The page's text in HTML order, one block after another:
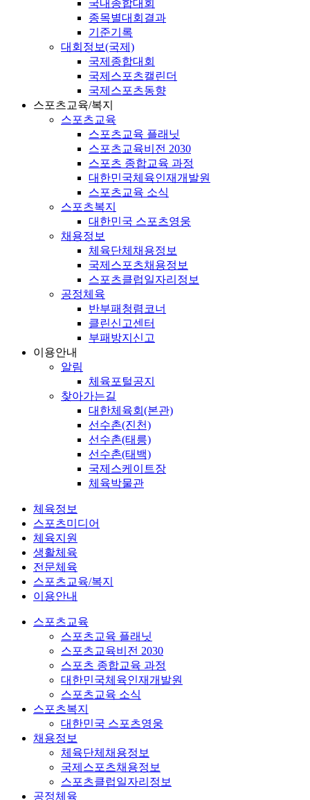
국내종합대회
종목별대회결과
기준기록
대회정보(국제)
국제종합대회
국제스포츠캘린더
국제스포츠동향
스포츠교육/복지
스포츠교육
스포츠교육 플래닛
스포츠교육비전 2030
스포츠 종합교육 과정
대한민국체육인재개발원
스포츠교육 소식
스포츠복지
대한민국 스포츠영웅
채용정보
체육단체채용정보
국제스포츠채용정보
스포츠클럽일자리정보
공정체육
반부패청렴코너
클린신고센터
부패방지신고
이용안내
알림
체육포털공지
찾아가는길
대한체육회(본관)
선수촌(진천)
선수촌(태릉)
선수촌(태백)
국제스케이트장
체육박물관
체육정보
스포츠미디어
체육지원
생활체육
전문체육
스포츠교육/복지
이용안내
스포츠교육
스포츠교육 플래닛
스포츠교육비전 2030
스포츠 종합교육 과정
대한민국체육인재개발원
스포츠교육 소식
스포츠복지
대한민국 스포츠영웅
채용정보
체육단체채용정보
국제스포츠채용정보
스포츠클럽일자리정보
공정체육